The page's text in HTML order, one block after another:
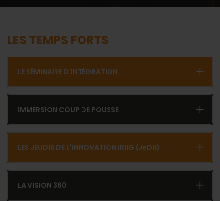
LES TEMPS FORTS
LE SÉMINAIRE D'INTÉGRATION
IMMERSION COUP DE POUSSE
LES JEUDIS DE L'INNOVATION IRIIG (JeDII)
LA VISION 360